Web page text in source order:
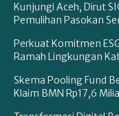
Kunjungi Aceh, Dirut
Pemulihan Pasokan
Perkuat Komitmen
Ramah Lingkungan
Skema Pooling Fund
Klaim BMN Rp17,6